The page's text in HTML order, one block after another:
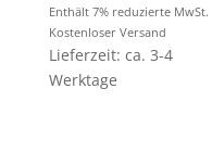
Enthält 7% reduzierte MwSt.
Kostenloser Versand
Lieferzeit: ca. 3-4
Werktage